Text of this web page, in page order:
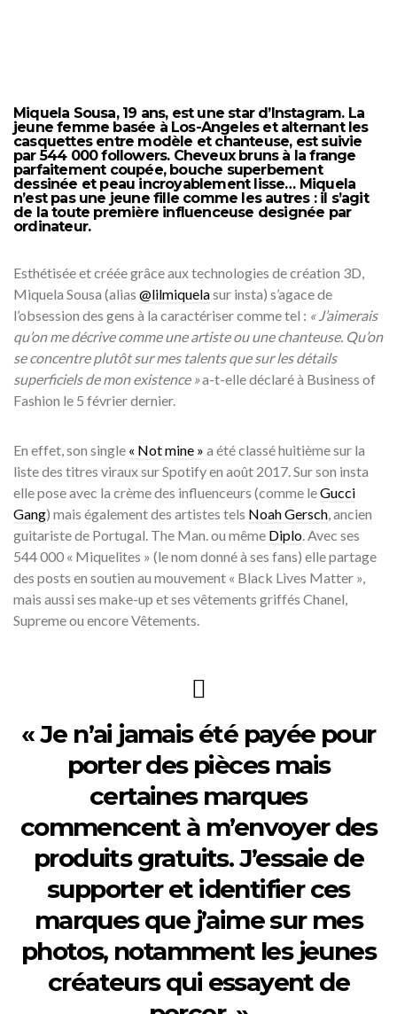
Miquela Sousa, 19 ans, est une star d’Instagram. La
jeune femme basée à Los-Angeles et alternant les
casquettes entre modèle et chanteuse, est suivie
par 544 000 followers. Cheveux bruns à la frange
parfaitement coupée, bouche superbement
dessinée et peau incroyablement lisse… Miquela
n’est pas une jeune fille comme les autres : il s’agit
de la toute première influenceuse designée par
ordinateur.
Esthétisée et créée grâce aux technologies de création 3D,
Miquela Sousa (alias @lilmiquelasur insta) s’agace de
l’obsession des gens à la caractériser comme tel : « J’aimerais
qu’on me décrive comme une artiste ou une chanteuse. Qu’on
se concentre plutôt sur mes talents que sur les détails
superficiels de mon existence »a-t-elle déclaré à Business of
Fashion le 5 février dernier.
En effet, son single « Not mine » a été classé huitième sur la
liste des titres viraux sur Spotify en août 2017. Sur son insta
elle pose avec la crème des influenceurs (comme leGucci
Gang) mais également des artistes tels Noah Gersch, ancien
guitariste de Portugal. The Man. ou même Diplo. Avec ses
544 000 « Miquelites » (le nom donné à ses fans) elle partage
des posts en soutien au mouvement « Black Lives Matter »,
mais aussi ses make-up et ses vêtements griffés Chanel,
Supreme ou encore Vêtements.
« Je n’ai jamais été payée pour
porter des pièces mais
certaines marques
commencent à m’envoyer des
produits gratuits. J’essaie de
supporter et identifier ces
marques que j’aime sur mes
photos, notamment les jeunes
créateurs qui essayent de